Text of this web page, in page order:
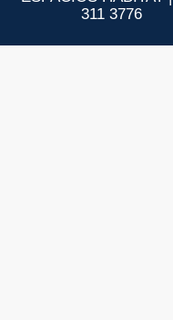
311 3776